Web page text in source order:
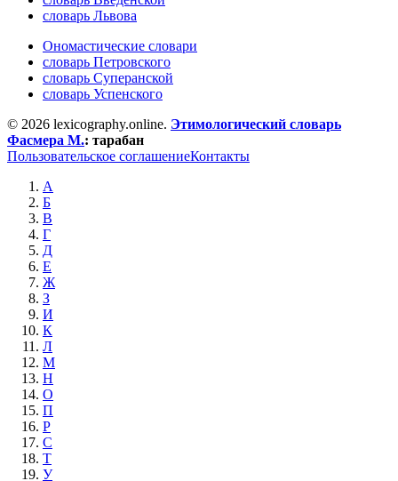
словарь Львова
Ономастические словари
словарь Петровского
словарь Суперанской
словарь Успенского
© 2026 lexicography.online. Этимологический словарь
Фасмера М.: тарабан
Пользовательское соглашениеКонтакты
А
Б
В
Г
Д
Е
Ж
З
И
К
Л
М
Н
О
П
Р
С
Т
У